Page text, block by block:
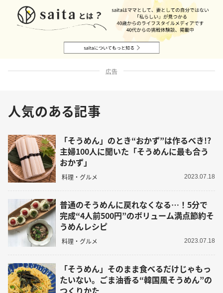
広告
人気のある記事
「そうめん」のとき“おかず”は作るべき!?
主婦100人に聞いた「そうめんに最も合う
おかず」
料理・グルメ 2023.07.18
普通のそうめんに戻れなくなる…！5分で
完成“4人前500円”のボリューム満点節約そ
うめんレシピ
料理・グルメ 2023.07.18
「そうめん」そのまま食べるだけじゃもっ
たいない。ごま油香る“韓国風そうめん”の
つくりかた